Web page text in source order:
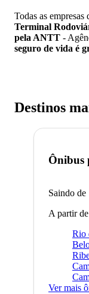
Todas as empresas
Terminal
pela ANTT -
seguro de vida é
Destinos
Ônibus
Saindo de
A partir de
Rio
Ver mais